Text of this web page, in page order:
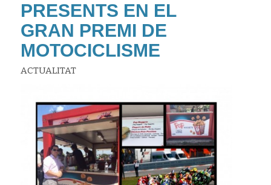
PRESENTS EN EL
GRAN PREMI DE
MOTOCICLISME
ACTUALITAT